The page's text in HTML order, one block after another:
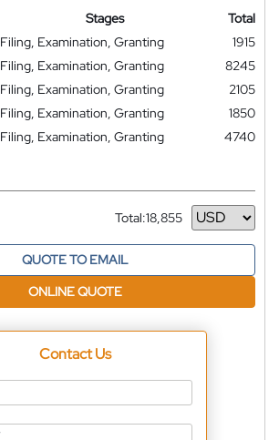
Stages
Total
Filing, Examination, Granting
1915
Filing, Examination, Granting
8245
Filing, Examination, Granting
2105
Filing, Examination, Granting
1850
Filing, Examination, Granting
4740
Total:18,855
Currency
QUOTE TO EMAIL
ONLINE QUOTE
Contact Us